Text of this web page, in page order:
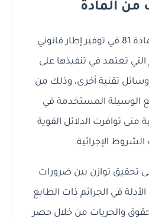
من المادة
يتمثل الهدف من المادة 81 في توفير إطار قانوني
التي تعتمد في تنفيذها على
وسائل تقنية أخرى، وذلك من
الوسيلة المستخدمة في
متى توافرت الدلائل القوية
الإجرائية.
تحقيق توازن بين ضرورات
في الجرائم ذات الطابع
والحريات من خلال حصر